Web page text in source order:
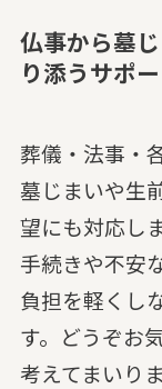
仏事から墓
り添うサポ
葬儀・法事・
墓じまいや生
望にも対応し
手続きや不安
負担を軽くし
す。どうぞお
考えてまいりま